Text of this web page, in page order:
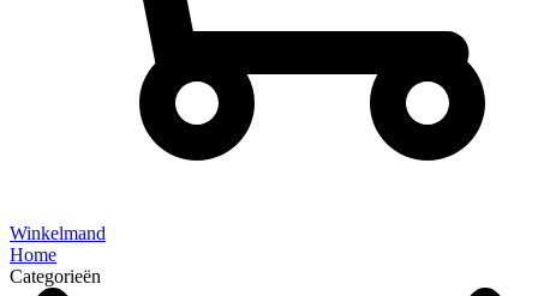
Winkelmand
Home
Categorieën